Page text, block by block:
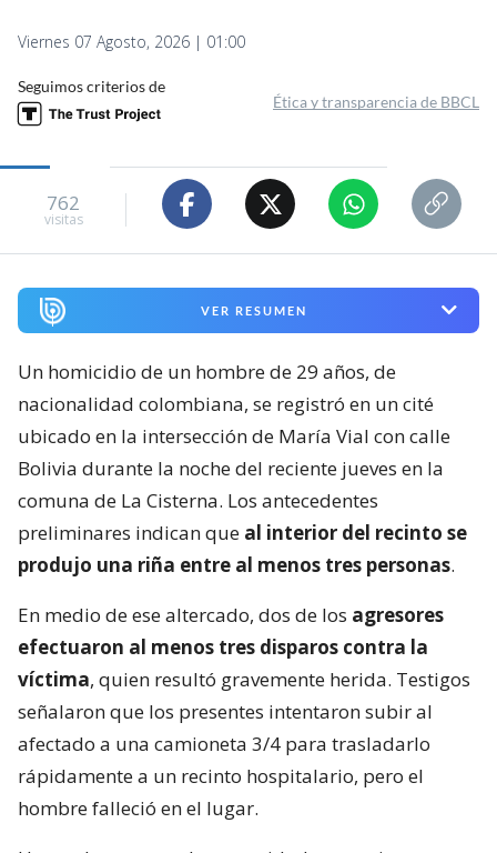
Viernes 07 Agosto, 2026 | 01:00
Seguimos criterios de
Ética y transparencia de BBCL
762
visitas
VER RESUMEN
Un homicidio de un hombre de 29 años, de
nacionalidad colombiana, se registró en un cité
ubicado en la intersección de María Vial con calle
Bolivia durante la noche del reciente jueves en la
comuna de La Cisterna. Los antecedentes
preliminares indican que al interior del recinto se
produjo una riña entre al menos tres personas.
En medio de ese altercado, dos de los agresores
efectuaron al menos tres disparos contra la
víctima, quien resultó gravemente herida. Testigos
señalaron que los presentes intentaron subir al
afectado a una camioneta 3/4 para trasladarlo
rápidamente a un recinto hospitalario, pero el
hombre falleció en el lugar.